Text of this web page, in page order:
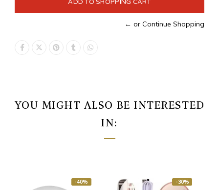
← or Continue Shopping
YOU MIGHT ALSO BE INTERESTED
IN:
-40% -30%